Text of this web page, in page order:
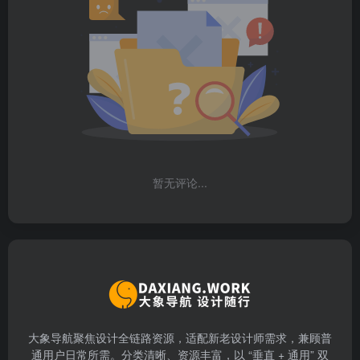
暂无评论...
大象导航聚焦设计全链路资源，适配新老设计师需求，兼顾普
通用户日常所需。分类清晰、资源丰富，以 “垂直 + 通用” 双